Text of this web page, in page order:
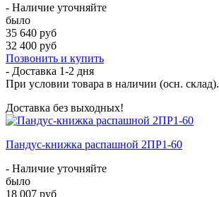
- Наличие уточняйте
было
35 640 руб
32 400 руб
Позвонить и купить
- Доставка 1-2 дня
При условии товара в наличии (осн. склад).
Доставка без выходных!
Пандус-книжка распашной 2ПР1-60
- Наличие уточняйте
было
18 007 руб